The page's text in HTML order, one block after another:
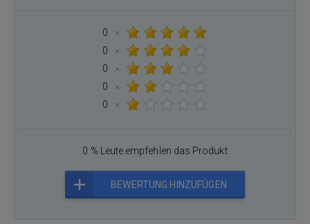
0
×
0
×
0
×
0
×
0
×
0 % Leute empfehlen das Produkt
BEWERTUNG HINZUFÜGEN